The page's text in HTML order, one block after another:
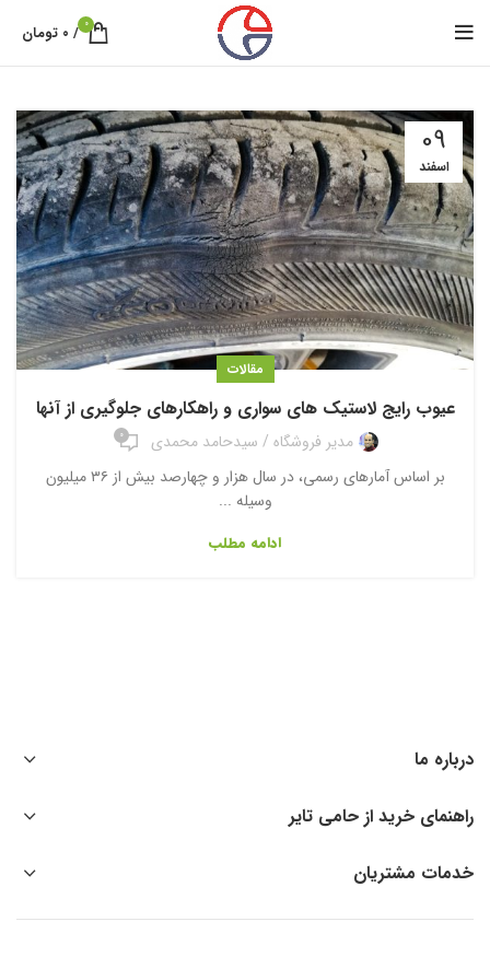
0
/ ۰ تومان
09
اسفند
مقالات
عیوب رایج لاستیک های سواری و راهکارهای جلوگیری از آنها
مدیر فروشگاه / سیدحامد محمدی 0
بر اساس آمارهای رسمی، در سال هزار و چهارصد بیش از ۳۶ میلیون
وسیله ...
ادامه مطلب
درباره ما
راهنمای خرید از حامی تایر
خدمات مشتریان